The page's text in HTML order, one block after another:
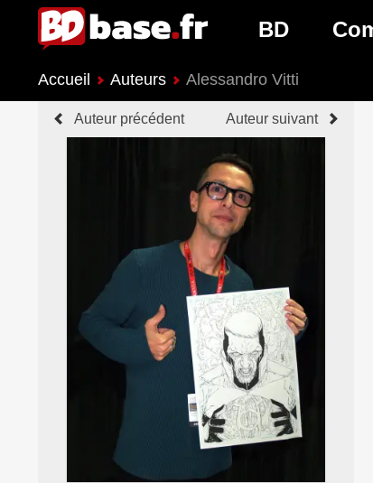
BD
Nouveautés BD
Prochaines
Accueil Auteurs Alessandro Vitti
Auteur précédent Auteur suivant